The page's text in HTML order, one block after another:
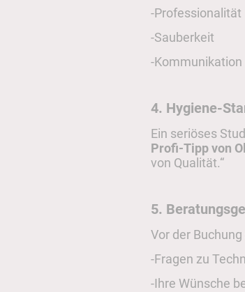
-Professionalität
-Sauberkeit
-Kommunikation
4. Hygiene-
Ein seriöses
Profi-Tipp von
von Qualität.“
5.
Vor der
-Fragen zu
-Ihre Wünsche